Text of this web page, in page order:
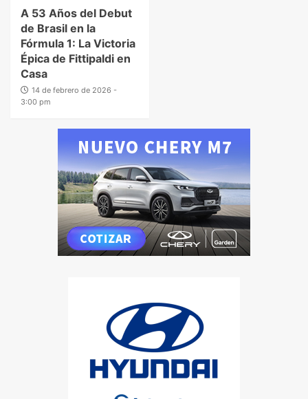
A 53 Años del Debut
de Brasil en la
Fórmula 1: La Victoria
Épica de Fittipaldi en
Casa
14 de febrero de 2026 -
3:00 pm